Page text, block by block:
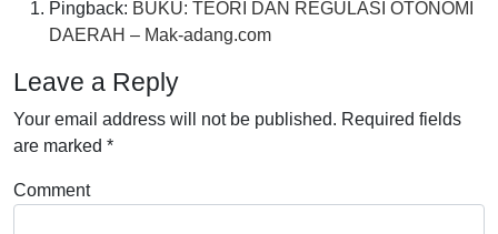
Pingback: BUKU: TEORI DAN REGULASI OTONOMI
DAERAH – Mak-adang.com
Leave a Reply
Your email address will not be published. Required fields
are marked *
Comment